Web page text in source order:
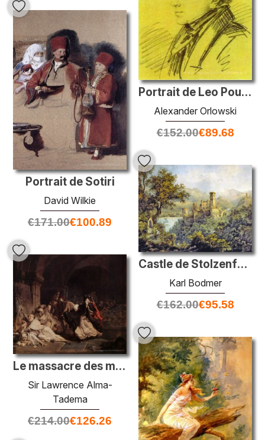
Portrait de Leo Pouchkin
Alexander Orlowski
€152.00€89.68
Portrait de Sotiri
David Wilkie
€171.00€100.89
Castle de Stolzenfels, en arrière-plan de Lahneck Castle
Karl Bodmer
€162.00€95.58
Le massacre des moines de Tamond
Sir Lawrence Alma-
Tadema
€214.00€126.26